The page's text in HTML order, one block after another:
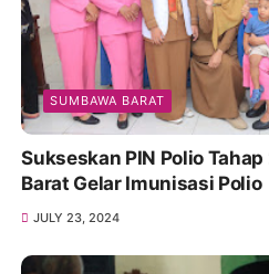
SUMBAWA BARAT
Sukseskan PIN Polio
Barat Gelar Imunisasi Polio
JULY 23, 2024